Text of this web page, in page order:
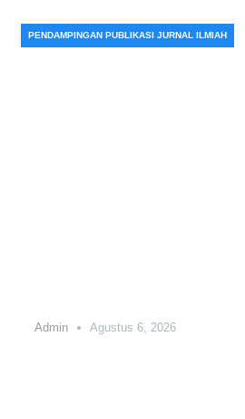
Admin Agustus 6, 2026
PENDAMPINGAN PUBLIKASI JURNAL ILMIAH